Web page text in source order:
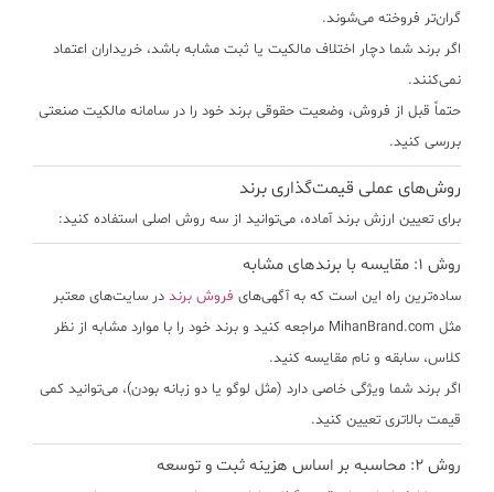
گران‌تر فروخته می‌شوند.
اگر برند شما دچار اختلاف مالکیت یا ثبت مشابه باشد، خریداران اعتماد
نمی‌کنند.
حتماً قبل از فروش، وضعیت حقوقی برند خود را در سامانه مالکیت صنعتی
بررسی کنید.
روش‌های عملی قیمت‌گذاری برند
برای تعیین ارزش برند آماده، می‌توانید از سه روش اصلی استفاده کنید:
روش ۱: مقایسه با برندهای مشابه
ساده‌ترین راه این است که بهآگهی‌های فروش برند در سایت‌های معتبر
مثل MihanBrand.com
مراجعه کنید و برند خود را با موارد مشابه از نظر
کلاس، سابقه و نام مقایسه کنید.
اگر برند شما ویژگی خاصی دارد (مثل لوگو یا دو زبانه بودن)، می‌توانید کمی
قیمت بالاتری تعیین کنید.
روش ۲: محاسبه بر اساس هزینه ثبت و توسعه